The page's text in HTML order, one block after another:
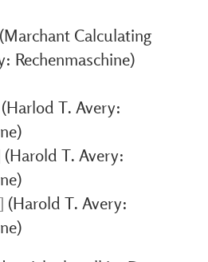
(Marchant Calculating
Rechenmaschine)
(Harlod T. Avery:
(Harold T. Avery:
(Harold T. Avery: